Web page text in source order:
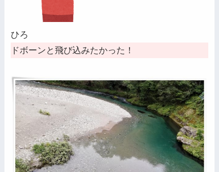
ひろ
ドボーンと飛び込みたかった！